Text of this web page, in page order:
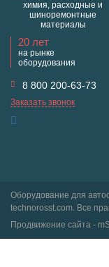
химия, расходные и
шиноремонтные
материалы
20 лет
на рынке
оборудования
8 800 200-63-73
Заказать звонок
Оборудование для
technorosst.com. Все
Продвижение сайта -